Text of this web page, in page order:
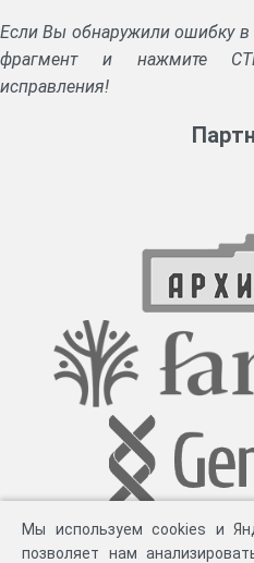
Если Вы обнаружили ошибку в
фрагмент и нажмите
исправления!
Мы используем cookies и
позволяет нам